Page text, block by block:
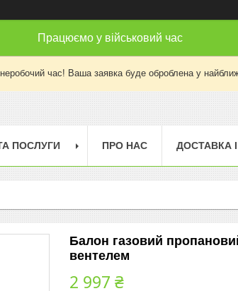
Працюємо у військовий час
час! Ваша заявка буде оброблена у
ПОСЛУГИ ПРО НАС ДОСТАВКА
Балон газовий
вентелем
2 997 ₴